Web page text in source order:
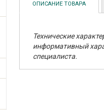
ОПИСАНИЕ ТОВАРА
Технические
информативный
специалиста.